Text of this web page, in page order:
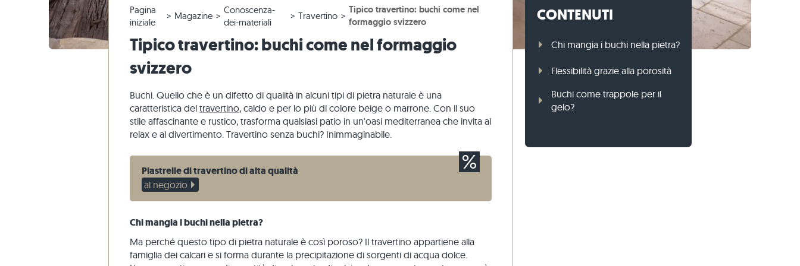
Piastrelle in quarzite
Piastrelle di marmo
Piastrelle antiche
Piastrelle a mosaico
Piastrelle beige
Pavimento calcarea
Pavimento marmo
Pavimento quarzite
Lastre per terrazze beige Sampietrini calcari
Sampietrini di gneiss
Gradini di blocco di gneiss Mattoni di pietra travertino
Mattoni di pietra gneiss
Cordoli per prato di gneiss
Reclami e riordini
Modifica e annullamento dell'ordine
Spedizione di campioni
Tour panoramico
Progettazione di giardini
Stili di vita
Impressioni dei clienti
Marmo
Pietra arenaria
Pagina
iniziale
Magazine
Conoscenza-
dei-materiali
Travertino
Tipico travertino: buchi come nel
formaggio svizzero
Tipico travertino: buchi come nel formaggio
svizzero
Buchi. Quello che è un difetto di qualità in alcuni tipi di pietra naturale è una
caratteristica del travertino, caldo e per lo più di colore beige o marrone. Con il suo
stile affascinante e rustico, trasforma qualsiasi patio in un'oasi mediterranea che invita al
relax e al divertimento. Travertino senza buchi? Inimmaginabile.
Piastrelle di travertino di alta qualità
al negozio
Chi mangia i buchi nella pietra?
Ma perché questo tipo di pietra naturale è così poroso? Il travertino appartiene alla
famiglia dei calcari e si forma durante la precipitazione di sorgenti di acqua dolce.
CONTENUTI
Chi mangia i buchi nella pietra?
Flessibilità grazie alla porosità
Buchi come trappole per il
gelo?